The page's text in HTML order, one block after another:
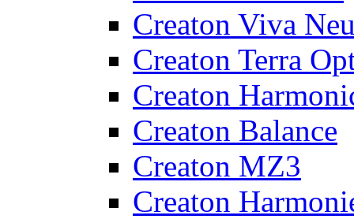
Creaton Viva
Creaton Terra
Creaton
Creaton Balance
Creaton MZ3
Creaton